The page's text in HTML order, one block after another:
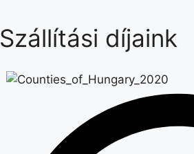
Szállítási díjaink